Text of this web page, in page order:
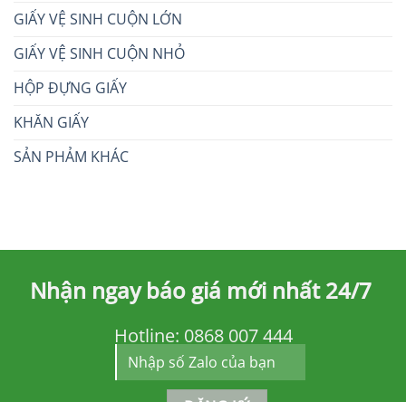
GIẤY VỆ SINH CUỘN LỚN
GIẤY VỆ SINH CUỘN NHỎ
HỘP ĐỰNG GIẤY
KHĂN GIẤY
SẢN PHẢM KHÁC
Nhận ngay báo giá mới nhất 24/7
Hotline: 0868 007 444